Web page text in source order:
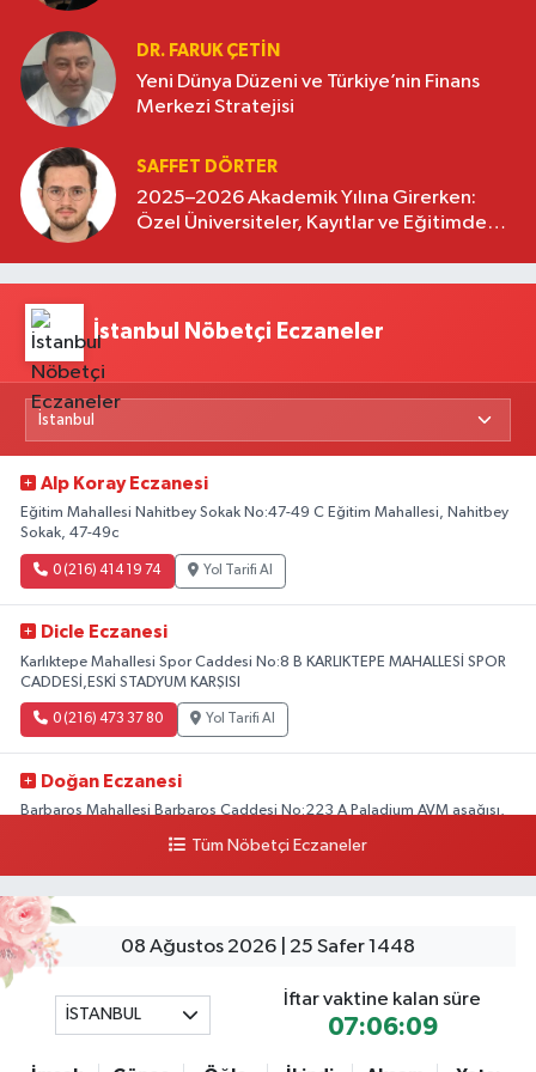
DR. FARUK ÇETİN
Yeni Dünya Düzeni ve Türkiye’nin Finans
Merkezi Stratejisi
SAFFET DÖRTER
2025–2026 Akademik Yılına Girerken:
Özel Üniversiteler, Kayıtlar ve Eğitimde
İstanbul Nöbetçi Eczaneler
Alp Koray Eczanesi
Eğitim Mahallesi Nahitbey Sokak No:47-49 C Eğitim Mahallesi, Nahitbey
Sokak, 47-49c
0 (216) 414 19 74 Yol Tarifi Al
Dicle Eczanesi
Karlıktepe Mahallesi Spor Caddesi No:8 B KARLIKTEPE MAHALLESİ SPOR
CADDESİ,ESKİ STADYUM KARŞISI
0 (216) 473 37 80 Yol Tarifi Al
Doğan Eczanesi
Barbaros Mahallesi Barbaros Caddesi No:223 A Paladium AVM aşağısı,
Mali Eczanesi
Merkez Mahallesi Tüloğlu Sokak No:4 A REŞİTPAŞACADDESİ QNB BANK
0 (532) 711 72 17
Tüm Nöbetçi Eczaneler
08 Ağustos 2026 | 25 Safer 1448
İSTANBUL
İftar vaktine kalan süre
07:06:08